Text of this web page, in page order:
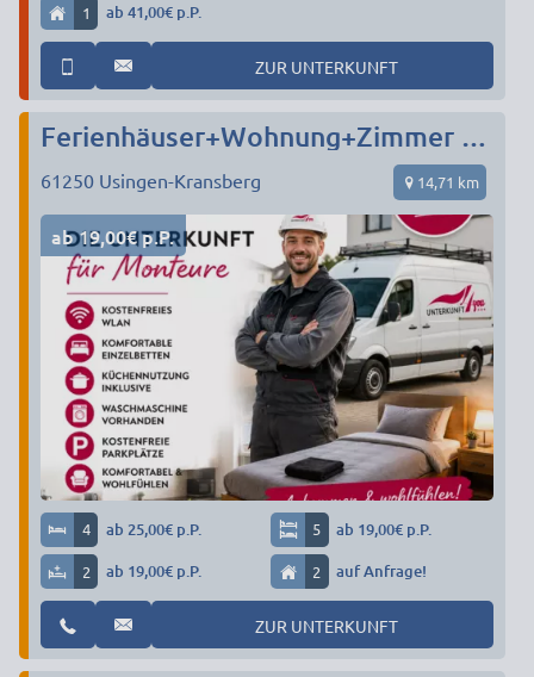
1 ab 41,00€ p.P.
ZUR UNTERKUNFT
Ferienhäuser+Wohnung+Zimmer Free-WIFI, TV, Einzelbetten, Küchen, Parkplätze
61250 Usingen-Kransberg 14,71 km
ab 19,00€ p.P.
4 ab 25,00€ p.P. 5 ab 19,00€ p.P.
2 ab 19,00€ p.P. 2 auf Anfrage!
ZUR UNTERKUNFT